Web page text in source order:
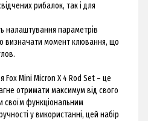
рибалок, так і для
налаштування параметрів
визначати момент клювання, що
Fox Mini Micron X 4 Rod Set – це
отримати максимум від свого
своїм функціональним
у використанні, цей набір